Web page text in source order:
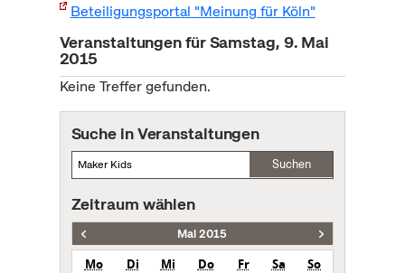
Beteiligungsportal "Meinung für Köln"
Veranstaltungen für Samstag, 9. Mai
2015
Keine Treffer gefunden.
Suche in Veranstaltungen
Suchen
Zeitraum wählen
Mai 2015
Mo Di Mi Do Fr Sa
So